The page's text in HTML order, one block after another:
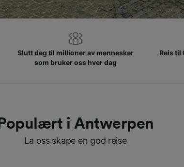
Slutt deg til millioner av mennesker
som bruker oss hver dag
Reis til
Populært i Antwerpen
La oss skape en god reise